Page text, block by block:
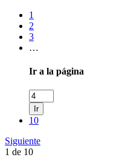
1
2
3
…
Ir a la página
Ir
10
Siguiente
1 de 10